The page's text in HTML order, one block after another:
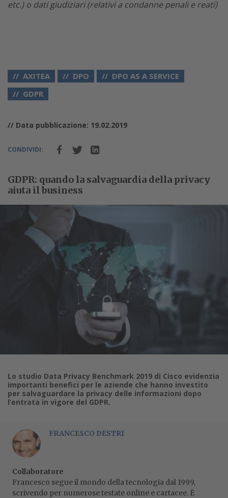
etc.) o dati giudiziari (relativi a condanne penali e reati)
AXITEA DPO
DPO AS A SERVICE
GDPR
// Data pubblicazione: 19.02.2019
CONDIVIDI:
GDPR: quando la salvaguardia della privacy
aiuta il business
Lo studio Data Privacy Benchmark 2019 di Cisco evidenzia
importanti benefici per le aziende che hanno investito
per salvaguardare la privacy delle informazioni dopo
l’entrata in vigore del GDPR.
FRANCESCO DESTRI
Collaboratore
Francesco segue il mondo della tecnologia dal 1999,
scrivendo per numerose testate online e cartacee. È